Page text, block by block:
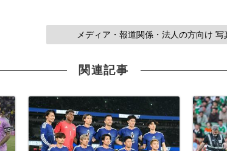
メディア・報道関係・法人の方向け
関連記事